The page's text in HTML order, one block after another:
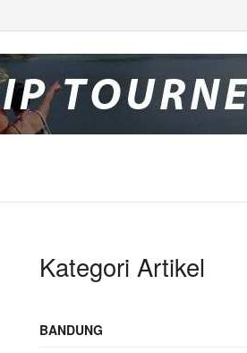
Kategori Artikel
BANDUNG